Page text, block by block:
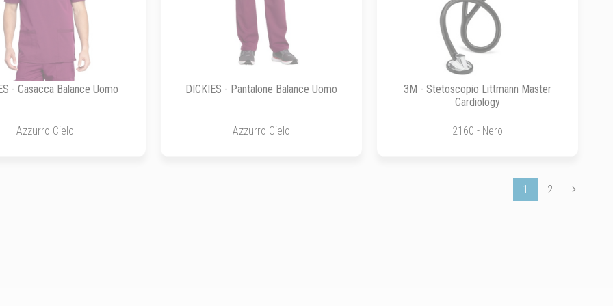
- Casacca Balance Uomo
Azzurro Cielo
DICKIES - Pantalone Balance Uomo
Azzurro Cielo
3M - Stetoscopio Littmann Master
Cardiology
2160 - Nero
1 2